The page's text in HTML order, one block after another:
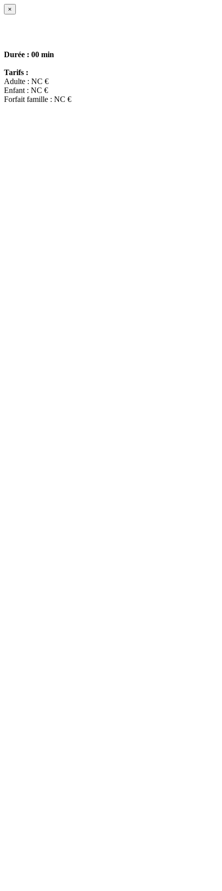
×
Durée : 00 min
Tarifs :
Adulte : NC €
Enfant : NC €
Forfait famille : NC €